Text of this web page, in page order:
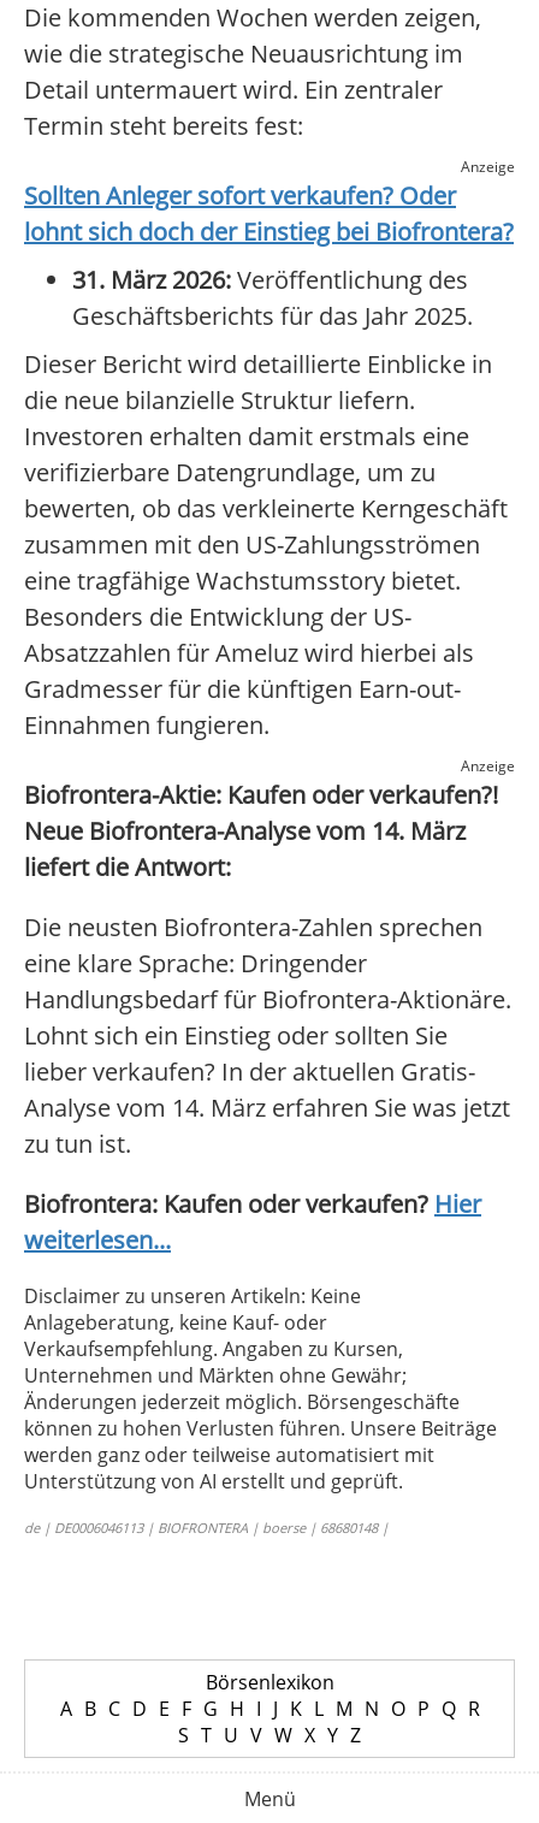
Die kommenden Wochen werden zeigen,
wie die strategische Neuausrichtung im
Detail untermauert wird. Ein zentraler
Termin steht bereits fest:
Anzeige
Sollten Anleger sofort verkaufen? Oder
lohnt sich doch der Einstieg bei Biofrontera?
31. März 2026:Veröffentlichung des
Geschäftsberichts für das Jahr 2025.
Dieser Bericht wird detaillierte Einblicke in
die neue bilanzielle Struktur liefern.
Investoren erhalten damit erstmals eine
verifizierbare Datengrundlage, um zu
bewerten, ob das verkleinerte Kerngeschäft
zusammen mit den US-Zahlungsströmen
eine tragfähige Wachstumsstory bietet.
Besonders die Entwicklung der US-
Absatzzahlen für Ameluz wird hierbei als
Gradmesser für die künftigen Earn-out-
Einnahmen fungieren.
Anzeige
Biofrontera-Aktie: Kaufen oder verkaufen?!
Neue Biofrontera-Analyse vom 14. März
liefert die Antwort:
Die neusten Biofrontera-Zahlen sprechen
eine klare Sprache: Dringender
Handlungsbedarf für Biofrontera-Aktionäre.
Lohnt sich ein Einstieg oder sollten Sie
lieber verkaufen? In der aktuellen Gratis-
Analyse vom 14. März erfahren Sie was jetzt
zu tun ist.
Biofrontera: Kaufen oder verkaufen? Hier
weiterlesen...
Disclaimer zu unseren Artikeln: Keine
Anlageberatung, keine Kauf- oder
Verkaufsempfehlung. Angaben zu Kursen,
Unternehmen und Märkten ohne Gewähr;
Änderungen jederzeit möglich. Börsengeschäfte
können zu hohen Verlusten führen. Unsere Beiträge
werden ganz oder teilweise automatisiert mit
Unterstützung von AI erstellt und geprüft.
de | DE0006046113 | BIOFRONTERA | boerse | 68680148 |
Börsenlexikon
A B C D E F G H I J K L M N O P Q R
S T U V W X Y Z
Menü